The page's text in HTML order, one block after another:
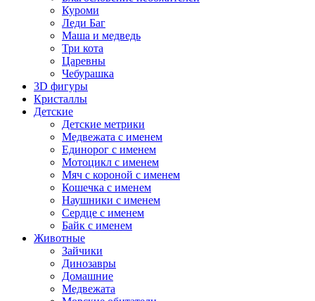
Куроми
Леди Баг
Маша и медведь
Три кота
Царевны
Чебурашка
3D фигуры
Кристаллы
Детские
Детские метрики
Медвежата с именем
Единорог с именем
Мотоцикл с именем
Мяч с короной с именем
Кошечка с именем
Наушники с именем
Сердце с именем
Байк с именем
Животные
Зайчики
Динозавры
Домашние
Медвежата